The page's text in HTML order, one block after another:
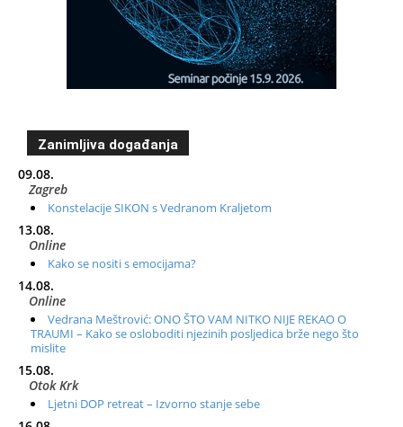
Zanimljiva događanja
09.08.
Zagreb
Konstelacije SIKON s Vedranom Kraljetom
13.08.
Online
Kako se nositi s emocijama?
14.08.
Online
Vedrana Meštrović: ONO ŠTO VAM NITKO NIJE REKAO O
TRAUMI – Kako se osloboditi njezinih posljedica brže nego što
mislite
15.08.
Otok Krk
Ljetni DOP retreat – Izvorno stanje sebe